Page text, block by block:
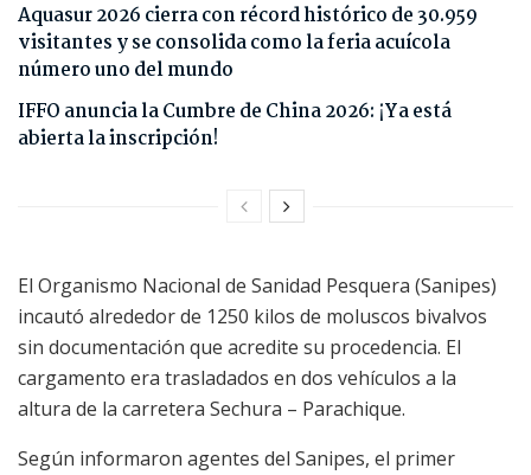
Aquasur 2026 cierra con récord histórico de 30.959
visitantes y se consolida como la feria acuícola
número uno del mundo
IFFO anuncia la Cumbre de China 2026: ¡Ya está
abierta la inscripción!
El Organismo Nacional de Sanidad Pesquera (Sanipes)
incautó alrededor de 1250 kilos de moluscos bivalvos
sin documentación que acredite su procedencia. El
cargamento era trasladados en dos vehículos a la
altura de la carretera Sechura – Parachique.
Según informaron agentes del Sanipes, el primer